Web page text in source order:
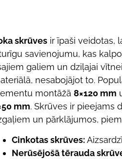
skrūves ir īpaši veidotas,
savienojumu, kas
galiem un dziļajai
nesabojājot to.
montāžā 8×120 mm
mm. Skrūves ir pieejams
un pārklājumos,
Cinkotas skrūves:
Nerūsējošā tērauda